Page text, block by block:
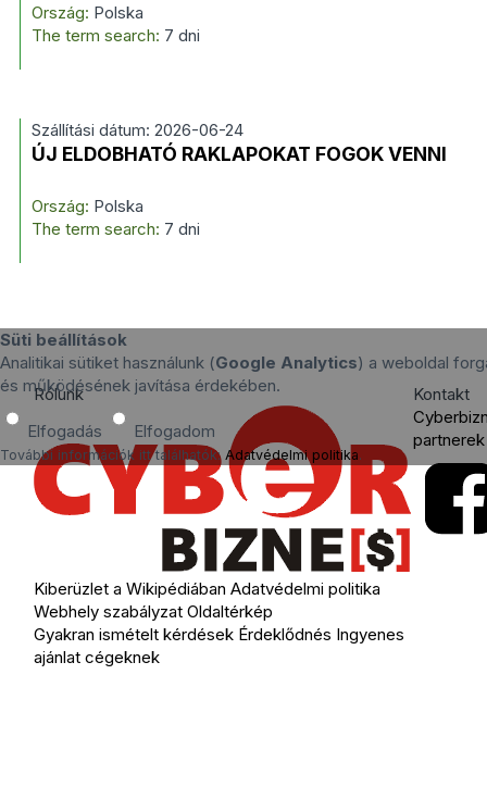
Ország: Polska
The term search: 7 dni
Szállítási dátum: 2026-06-24
ÚJ ELDOBHATÓ RAKLAPOKAT FOGOK VENNI
Ország: Polska
The term search: 7 dni
Süti beállítások
Analitikai sütiket használunk (Google Analytics) a weboldal
és működésének javítása érdekében.
Elfogadás Elfogadom
További információk itt találhatók: Adatvédelmi politika.
Rólunk
Kiberüzlet a Wikipédiában Adatvédelmi politika
Webhely szabályzat Oldaltérkép
Gyakran ismételt kérdések Érdeklődnés Ingyenes
ajánlat cégeknek
Kontakt
partnerek